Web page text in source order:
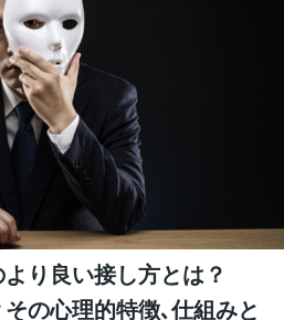
り良い接し方とは？
その心理的特徴､仕組みと